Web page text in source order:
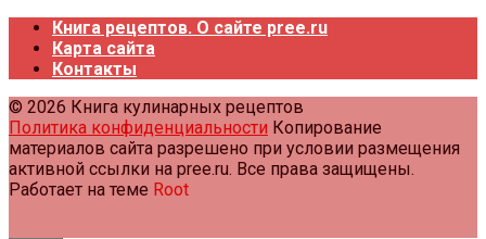
Книга рецептов. О сайте pree.ru
Карта сайта
Контакты
© 2026 Книга кулинарных рецептов
Политика конфиденциальности Копирование
материалов сайта разрешено при условии размещения
активной ссылки на pree.ru. Все права защищены.
Работает на теме Root